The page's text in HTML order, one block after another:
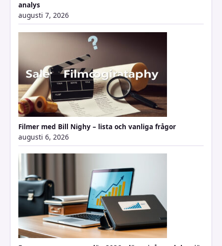
analys
augusti 7, 2026
Filmer med Bill Nighy – lista och vanliga frågor
augusti 6, 2026